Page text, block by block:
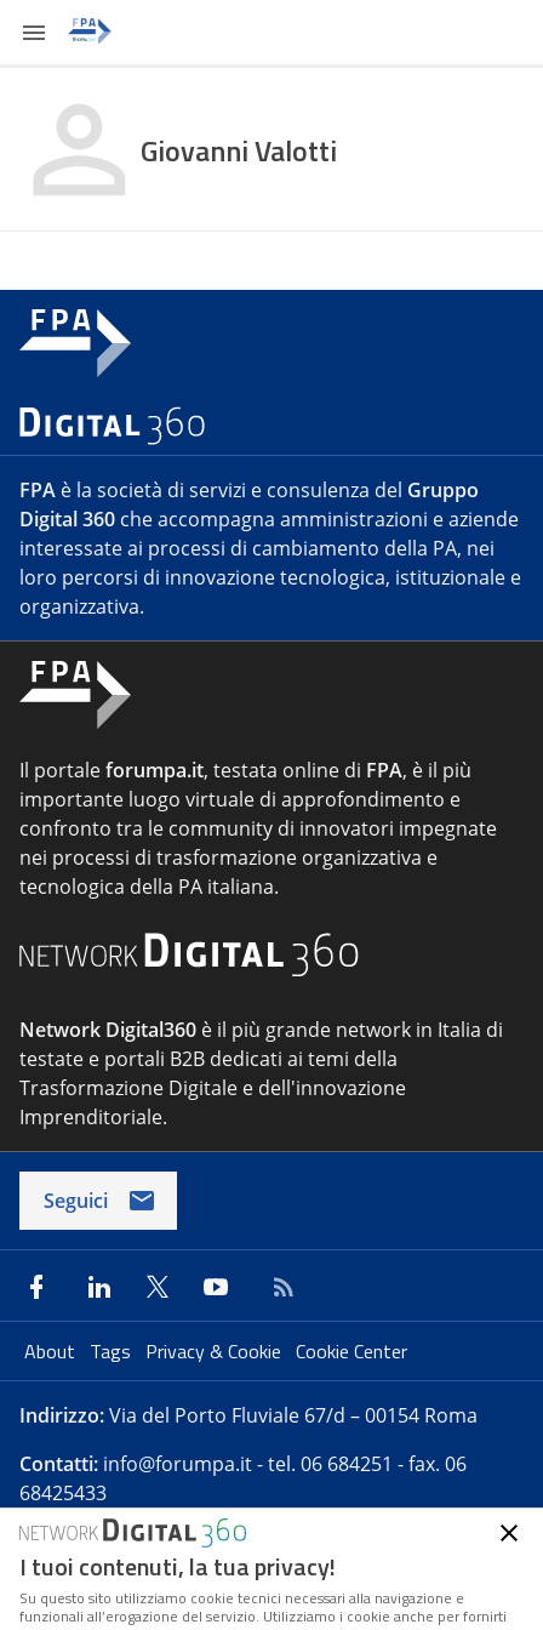
Giovanni Valotti
FPA è la società di servizi e consulenza del Gruppo
Digital 360 che accompagna amministrazioni e aziende
interessate ai processi di cambiamento della PA, nei
loro percorsi di innovazione tecnologica, istituzionale e
organizzativa.
Il portaleforumpa.it, testata online di FPA, è il più
importante luogo virtuale di approfondimento e
confronto tra le community di innovatori impegnate
nei processi di trasformazione organizzativa e
tecnologica della PA italiana.
Network Digital360 è il più grande network in Italia di
testate e portali B2B dedicati ai temi della
Trasformazione Digitale e dell'innovazione
Imprenditoriale.
Seguici
About Tags Privacy & Cookie Cookie Center
Indirizzo:Via del Porto Fluviale 67/d – 00154 Roma
Contatti: info@forumpa.it- tel. 06 684251 - fax. 06
68425433
Forumpa.itè una pubblicazione telematica iscritta
presso Registro della stampa del Tribunale di Roma -
Reg. n. 182 del 2 maggio 2008 - Direttore resp. Michela
I tuoi contenuti, la tua privacy!
Su questo sito utilizziamo cookie tecnici necessari alla navigazione e
funzionali all’erogazione del servizio. Utilizziamo i cookie anche per fornirti